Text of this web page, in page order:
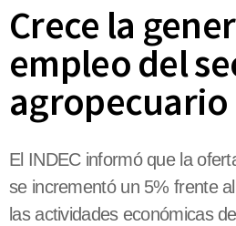
Crece la
empleo del
agropecuario
El INDEC informó que la
se incrementó un 5% frente
las actividades económicas